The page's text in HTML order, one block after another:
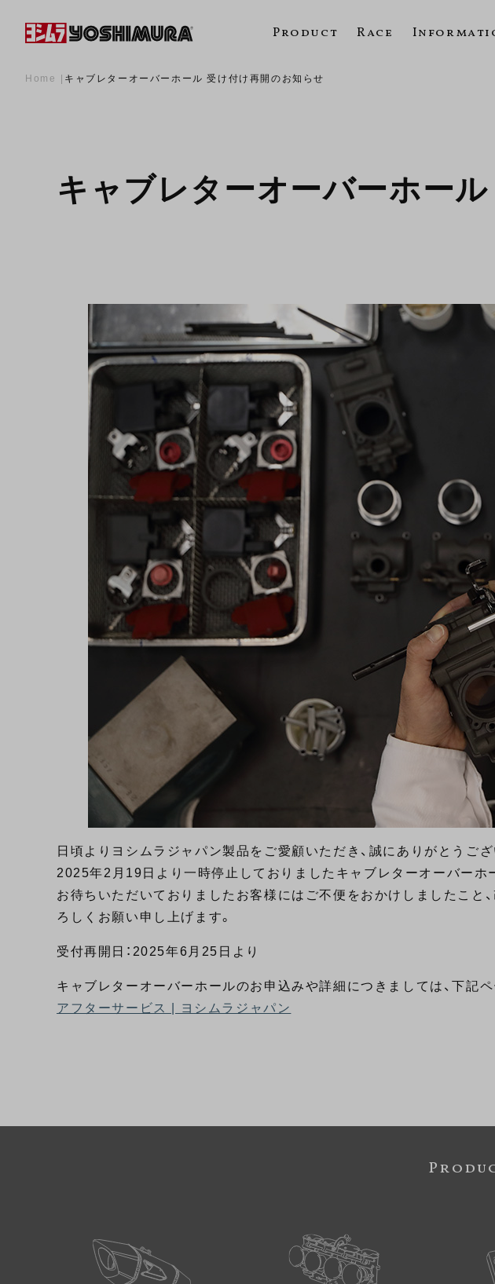
Product Race
Home キャブレターオーバーホール 受け付け再開のお知らせ
キャブレターオーバーホー
日頃よりヨシムラジャパン製品をご愛顧いただき、誠にありがとうござ
2025年2月19日より一時停止しておりましたキャブレターオーバーホ
お待ちいただいておりましたお客様にはご不便をおかけしましたこと
ろしくお願い申し上げます。
受付再開日：2025年6月25日より
キャブレターオーバーホールのお申込みや詳細につきましては、下記ペ
アフターサービス | ヨシムラジャパン